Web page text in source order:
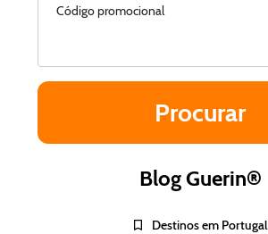
Código promocional
Blog Guerin®
Destinos em Portugal